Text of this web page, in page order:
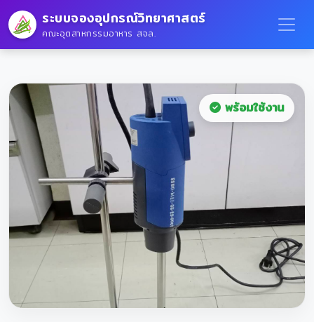
ระบบจองอุปกรณ์วิทยาศาสตร์
คณะอุตสาหกรรมอาหาร สจล.
พร้อมใช้งาน